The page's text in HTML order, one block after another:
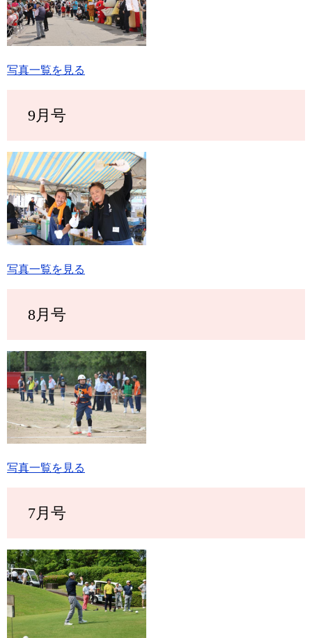
写真一覧を見る
9月号
写真一覧を見る
8月号
写真一覧を見る
7月号